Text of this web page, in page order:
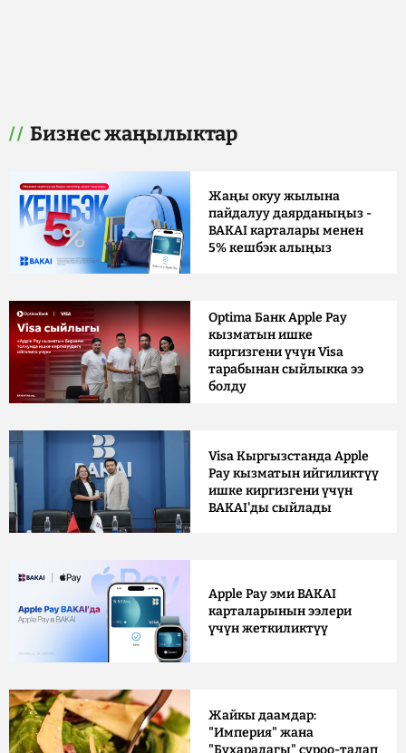
Бизнес жаңылыктар
Жаңы окуу жылына
пайдалуу даярданыңыз -
BAKAI карталары менен
5% кешбэк алыңыз
Optima Банк Apple Pay
кызматын ишке
киргизгени үчүн Visa
тарабынан сыйлыкка ээ
болду
Visa Кыргызстанда Apple
Pay кызматын ийгиликтүү
ишке киргизгени үчүн
BAKAI'ды сыйлады
Apple Pay эми BAKAI
карталарынын ээлери
үчүн жеткиликтүү
Жайкы даамдар:
"Империя" жана
"Бухарадагы" суроо-талап